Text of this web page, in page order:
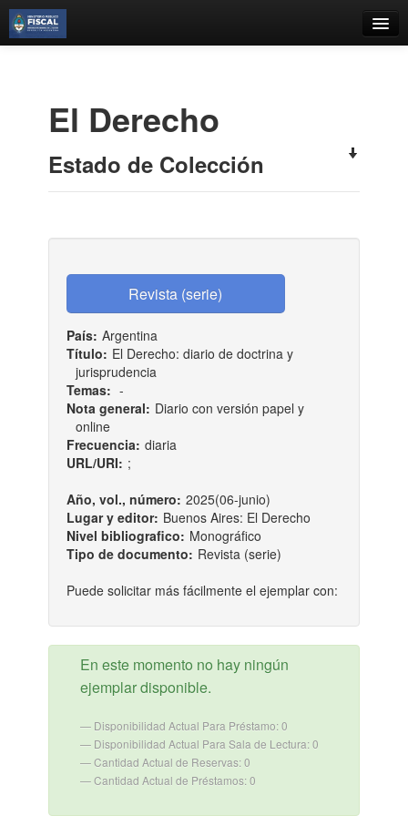
Estantes Virtuales
El Derecho
Estado de Colección
País: Argentina
Título: El Derecho: diario de doctrina y
jurisprudencia
Temas: -
Nota general: Diario con versión papel y
online
Frecuencia: diaria
URL/URI: ;
Año, vol., número: 2025(06-junio)
Lugar y editor: Buenos Aires: El Derecho
Nivel bibliografico: Monográfico
Tipo de documento: Revista (serie)
Puede solicitar más fácilmente el ejemplar con:
En este momento no hay ningún
ejemplar disponible.
Disponibilidad Actual Para Préstamo: 0
Disponibilidad Actual Para Sala de Lectura: 0
Cantidad Actual de Reservas: 0
Cantidad Actual de Préstamos: 0